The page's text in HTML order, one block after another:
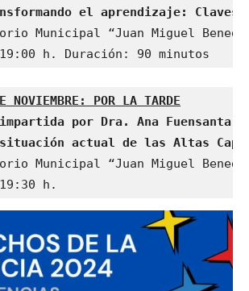
el aprendizaje: Claves
h. Duración: 90 minutos
NOVIEMBRE: POR LA TARDE
por Dra. Ana Fuensanta
actual de las Altas
h.